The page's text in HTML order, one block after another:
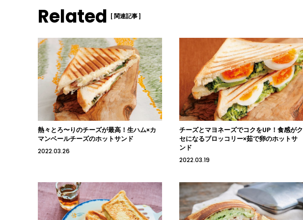
Related [ 関連記事 ]
熱々とろ〜りのチーズが最高！生ハム×カ
マンベールチーズのホットサンド
2022.03.26
チーズとマヨネーズでコクをUP！食感がク
セになるブロッコリー×茹で卵のホットサ
ンド
2022.03.19